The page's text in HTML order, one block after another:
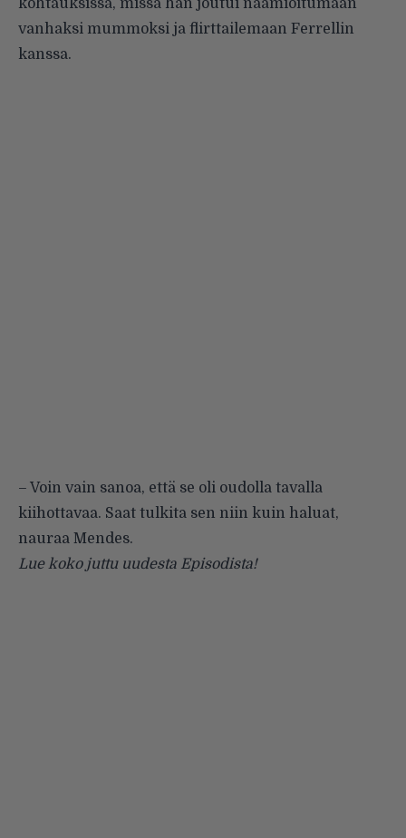
vanhaksi mummoksi ja flirttailemaan Ferrellin
kanssa.
– Voin vain sanoa, että se oli oudolla tavalla
kiihottavaa. Saat tulkita sen niin kuin haluat,
nauraa Mendes.
Lue koko juttu uudesta Episodista!